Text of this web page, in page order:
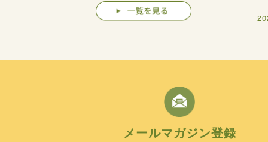
メールマガジン登録